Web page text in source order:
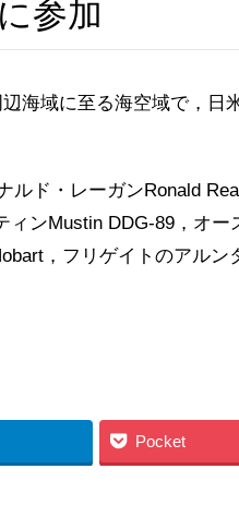
参加
海域に至る海空域で，日
ルド・レーガンRonald
ンMustin DDG-89，オー
，フリゲイトのアルン
Pocket